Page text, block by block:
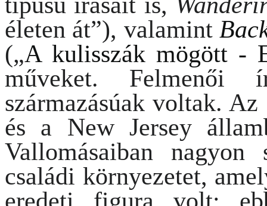
életen át”), valamint
(„A kulisszák mögött -
műveket.
Felmenői
származásúak voltak.
és a New Jersey
Vallomásaiban
családi környezetet,